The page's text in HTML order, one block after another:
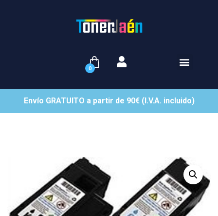
0
Envío GRATUITO a partir de 90€ (I.V.A. incluido)